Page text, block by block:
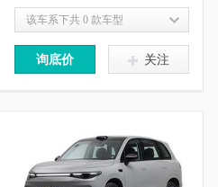
该车系下共 0 款车型
询底价 关注